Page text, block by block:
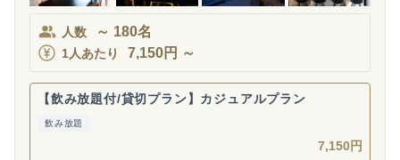
人数 ～ 180名
1人あたり 7,150円 ～
【飲み放題付/貸切プラン】カジュアルプラン
飲み放題
7,150円